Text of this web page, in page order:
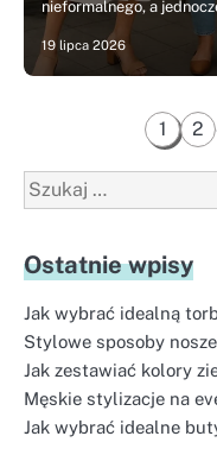
nieformalnego, a
19 lipca 2026
1 2
Szukaj:
Ostatnie wpisy
Jak wybrać idealną
Stylowe sposoby
Jak zestawiać kolory
Męskie stylizacje na
Jak wybrać idealne